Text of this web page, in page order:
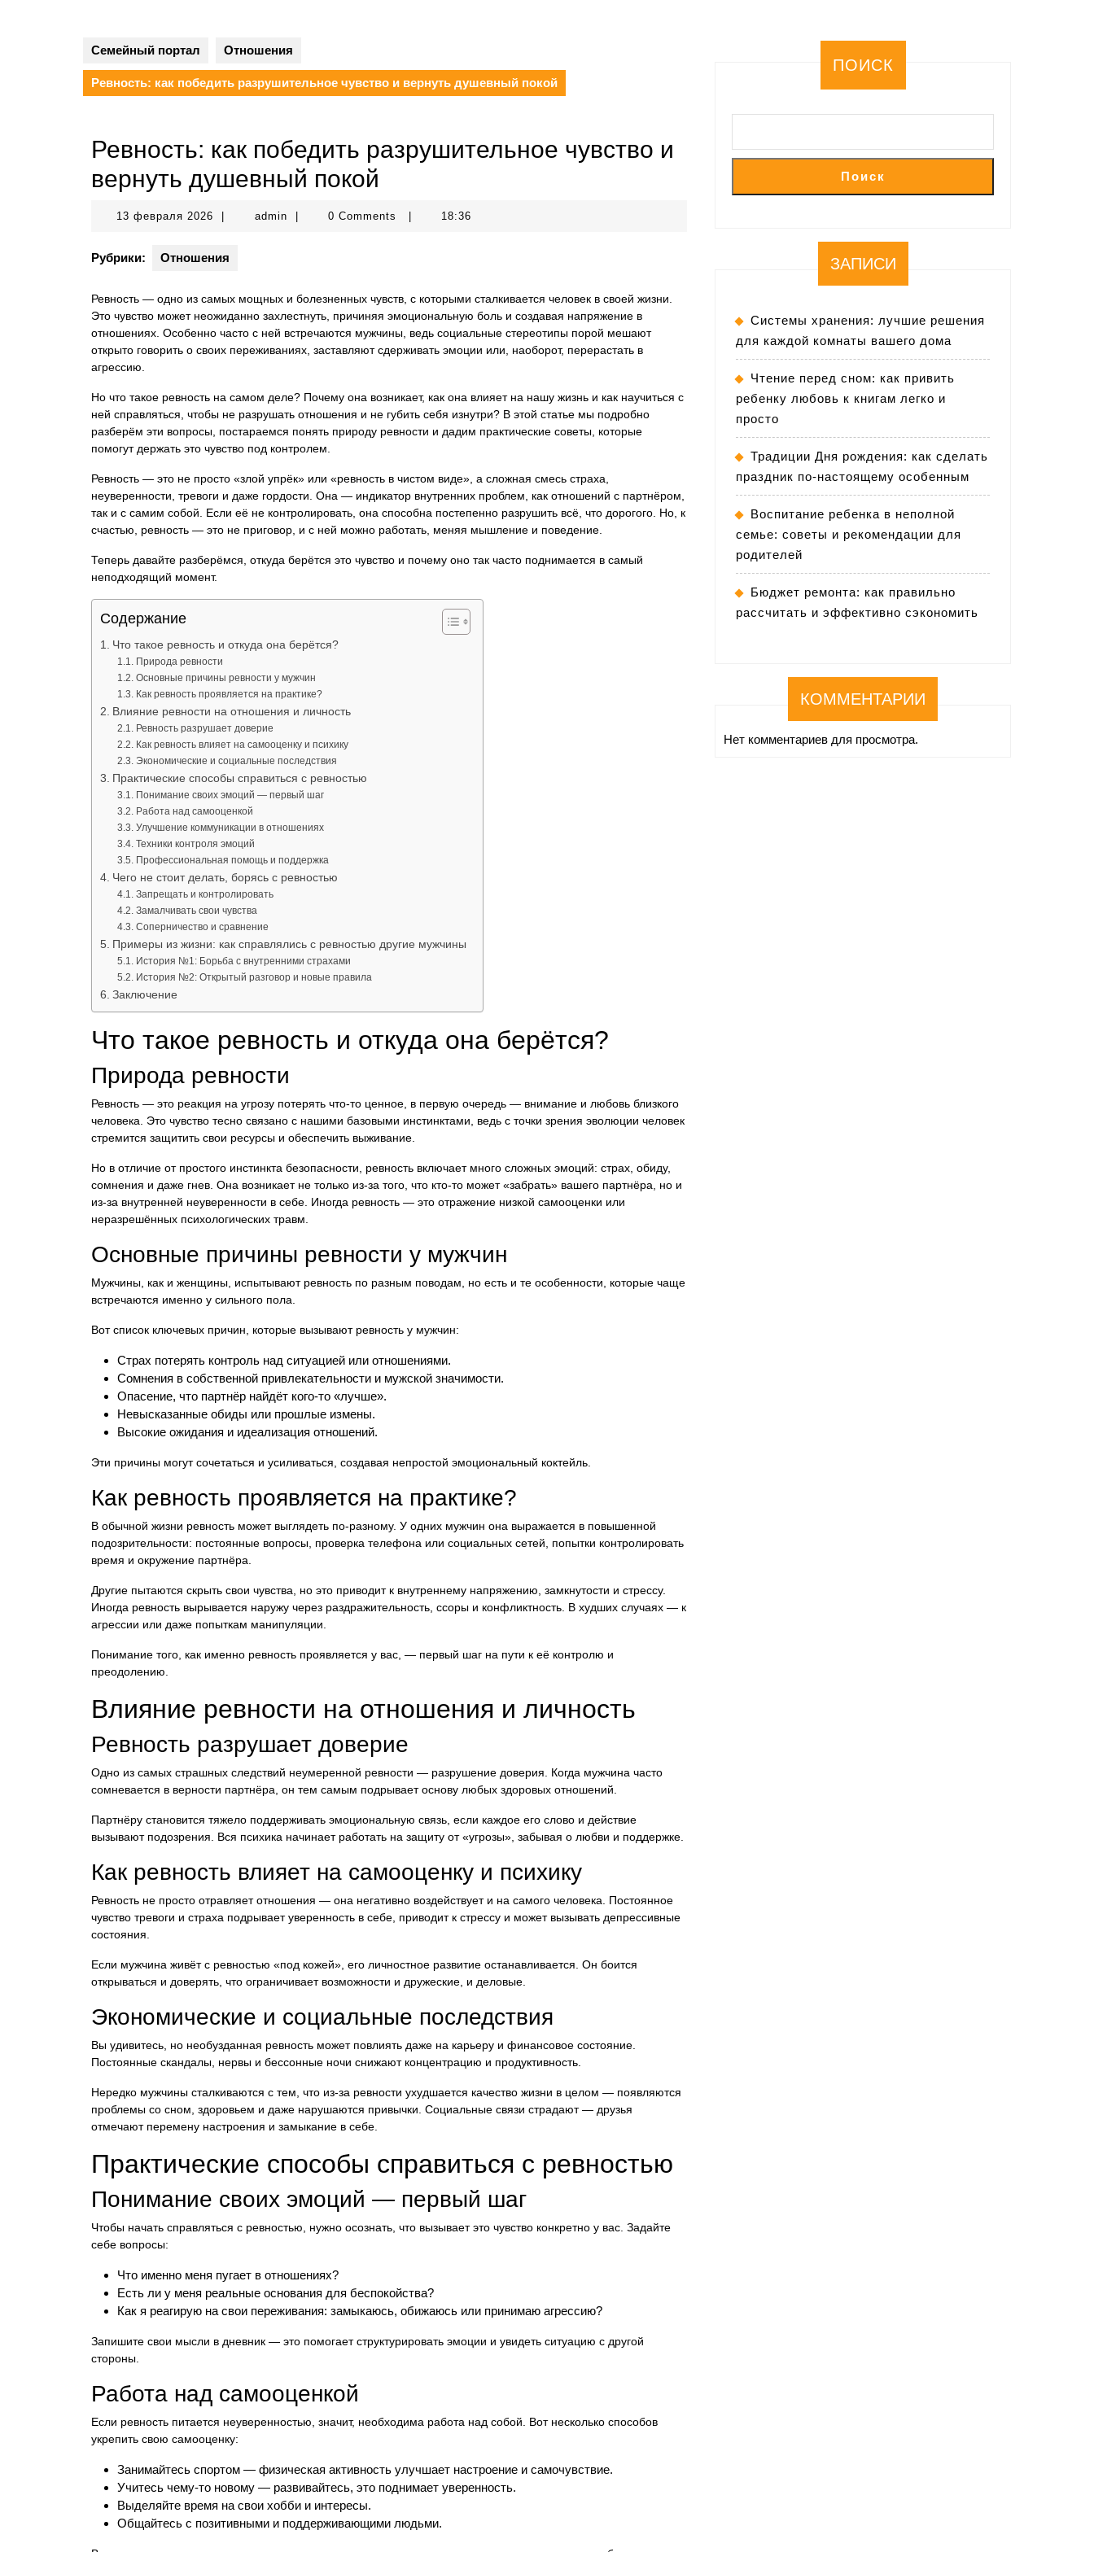
Семейный портал Отношения
Ревность: как победить разрушительное чувство и вернуть душевный покой
Ревность: как победить разрушительное чувство и
вернуть душевный покой
13 февраля 2026 13
adminadmin 0 Comments 18:36
Рубрики: Отношения
Ревность — одно из самых мощных и болезненных чувств, с которыми сталкивается человек в своей жизни.
Это чувство может неожиданно захлестнуть, причиняя эмоциональную боль и создавая напряжение в
отношениях. Особенно часто с ней встречаются мужчины, ведь социальные стереотипы порой мешают
открыто говорить о своих переживаниях, заставляют сдерживать эмоции или, наоборот, перерастать в
агрессию.
Но что такое ревность на самом деле? Почему она возникает, как она влияет на нашу жизнь и как научиться с
ней справляться, чтобы не разрушать отношения и не губить себя изнутри? В этой статье мы подробно
разберём эти вопросы, постараемся понять природу ревности и дадим практические советы, которые
помогут держать это чувство под контролем.
Ревность — это не просто «злой упрёк» или «ревность в чистом виде», а сложная смесь страха,
неуверенности, тревоги и даже гордости. Она — индикатор внутренних проблем, как отношений с партнёром,
так и с самим собой. Если её не контролировать, она способна постепенно разрушить всё, что дорогого. Но, к
счастью, ревность — это не приговор, и с ней можно работать, меняя мышление и поведение.
Теперь давайте разберёмся, откуда берётся это чувство и почему оно так часто поднимается в самый
неподходящий момент.
Содержание
Что такое ревность и откуда она берётся?
Природа ревности
Основные причины ревности у мужчин
Как ревность проявляется на практике?
Влияние ревности на отношения и личность
Ревность разрушает доверие
Как ревность влияет на самооценку и психику
Экономические и социальные последствия
Практические способы справиться с ревностью
Понимание своих эмоций — первый шаг
Работа над самооценкой
Улучшение коммуникации в отношениях
Техники контроля эмоций
Профессиональная помощь и поддержка
Чего не стоит делать, борясь с ревностью
Запрещать и контролировать
Замалчивать свои чувства
Соперничество и сравнение
Примеры из жизни: как справлялись с ревностью другие мужчины
История №1: Борьба с внутренними страхами
История №2: Открытый разговор и новые правила
Заключение
Что такое ревность и откуда она берётся?
Природа ревности
Ревность — это реакция на угрозу потерять что-то ценное, в первую очередь — внимание и любовь близкого
человека. Это чувство тесно связано с нашими базовыми инстинктами, ведь с точки зрения эволюции человек
стремится защитить свои ресурсы и обеспечить выживание.
Но в отличие от простого инстинкта безопасности, ревность включает много сложных эмоций: страх, обиду,
сомнения и даже гнев. Она возникает не только из-за того, что кто-то может «забрать» вашего партнёра, но и
из-за внутренней неуверенности в себе. Иногда ревность — это отражение низкой самооценки или
неразрешённых психологических травм.
Основные причины ревности у мужчин
Мужчины, как и женщины, испытывают ревность по разным поводам, но есть и те особенности, которые чаще
встречаются именно у сильного пола.
Вот список ключевых причин, которые вызывают ревность у мужчин:
Страх потерять контроль над ситуацией или отношениями.
Сомнения в собственной привлекательности и мужской значимости.
Опасение, что партнёр найдёт кого-то «лучше».
Невысказанные обиды или прошлые измены.
Высокие ожидания и идеализация отношений.
Эти причины могут сочетаться и усиливаться, создавая непростой эмоциональный коктейль.
Как ревность проявляется на практике?
В обычной жизни ревность может выглядеть по-разному. У одних мужчин она выражается в повышенной
подозрительности: постоянные вопросы, проверка телефона или социальных сетей, попытки контролировать
время и окружение партнёра.
Другие пытаются скрыть свои чувства, но это приводит к внутреннему напряжению, замкнутости и стрессу.
Иногда ревность вырывается наружу через раздражительность, ссоры и конфликтность. В худших случаях — к
агрессии или даже попыткам манипуляции.
Понимание того, как именно ревность проявляется у вас, — первый шаг на пути к её контролю и
преодолению.
Влияние ревности на отношения и личность
Ревность разрушает доверие
Одно из самых страшных следствий неумеренной ревности — разрушение доверия. Когда мужчина часто
сомневается в верности партнёра, он тем самым подрывает основу любых здоровых отношений.
Партнёру становится тяжело поддерживать эмоциональную связь, если каждое его слово и действие
вызывают подозрения. Вся психика начинает работать на защиту от «угрозы», забывая о любви и поддержке.
Как ревность влияет на самооценку и психику
Ревность не просто отравляет отношения — она негативно воздействует и на самого человека. Постоянное
чувство тревоги и страха подрывает уверенность в себе, приводит к стрессу и может вызывать депрессивные
состояния.
Если мужчина живёт с ревностью «под кожей», его личностное развитие останавливается. Он боится
открываться и доверять, что ограничивает возможности и дружеские, и деловые.
Экономические и социальные последствия
Вы удивитесь, но необузданная ревность может повлиять даже на карьеру и финансовое состояние.
Постоянные скандалы, нервы и бессонные ночи снижают концентрацию и продуктивность.
Нередко мужчины сталкиваются с тем, что из-за ревности ухудшается качество жизни в целом — появляются
проблемы со сном, здоровьем и даже нарушаются привычки. Социальные связи страдают — друзья
отмечают перемену настроения и замыкание в себе.
Практические способы справиться с ревностью
Понимание своих эмоций — первый шаг
Чтобы начать справляться с ревностью, нужно осознать, что вызывает это чувство конкретно у вас. Задайте
себе вопросы:
Что именно меня пугает в отношениях?
Есть ли у меня реальные основания для беспокойства?
Как я реагирую на свои переживания: замыкаюсь, обижаюсь или принимаю агрессию?
Запишите свои мысли в дневник — это помогает структурировать эмоции и увидеть ситуацию с другой
стороны.
Работа над самооценкой
Если ревность питается неуверенностью, значит, необходима работа над собой. Вот несколько способов
укрепить свою самооценку:
Занимайтесь спортом — физическая активность улучшает настроение и самочувствие.
Учитесь чему-то новому — развивайтесь, это поднимает уверенность.
Выделяйте время на свои хобби и интересы.
Общайтесь с позитивными и поддерживающими людьми.
ПОИСК
Поиск
ЗАПИСИ
Системы хранения: лучшие решения
для каждой комнаты вашего дома
Чтение перед сном: как привить
ребенку любовь к книгам легко и
просто
Традиции Дня рождения: как сделать
праздник по-настоящему особенным
Воспитание ребенка в неполной
семье: советы и рекомендации для
родителей
Бюджет ремонта: как правильно
рассчитать и эффективно сэкономить
КОММЕНТАРИИ
Нет комментариев для просмотра.